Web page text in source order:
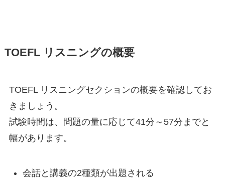
TOEFL リスニングの概要
TOEFL リスニングセクションの概要を確認してお
きましょう。
試験時間は、問題の量に応じて41分～57分までと
幅があります。
会話と講義の2種類が出題される